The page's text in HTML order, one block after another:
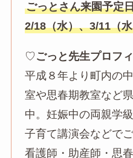
ごっとさん来園予定
2/18（水）、3/11（
♡ ごっと先生プロフ
平成８年より町内の
室や思春期教室など
中。妊娠中の両親学
子育て講演会などで
看護師・助産師・思